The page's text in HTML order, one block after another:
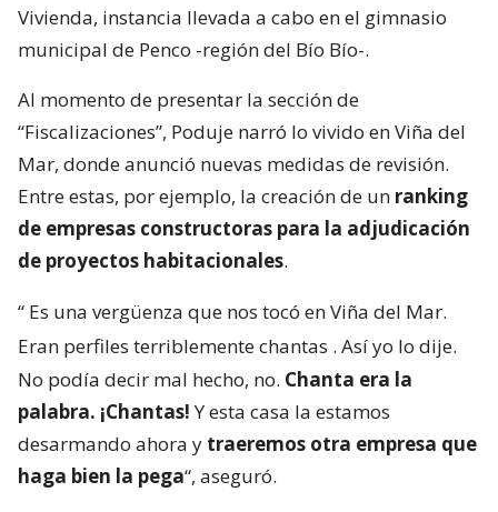
Vivienda, instancia llevada a cabo en el gimnasio
municipal de Penco -región del Bío Bío-.
Al momento de presentar la sección de
“Fiscalizaciones”, Poduje narró lo vivido en Viña del
Mar, donde anunció nuevas medidas de revisión.
Entre estas, por ejemplo, la creación de un ranking
de empresas constructoras para la adjudicación
de proyectos habitacionales.
“ Es una vergüenza que nos tocó en Viña del Mar.
Eran perfiles terriblemente chantas . Así yo lo dije.
No podía decir mal hecho, no. Chanta era la
palabra. ¡Chantas!Y esta casa la estamos
desarmando ahora y traeremos otra empresa que
haga bien la pega“, aseguró.